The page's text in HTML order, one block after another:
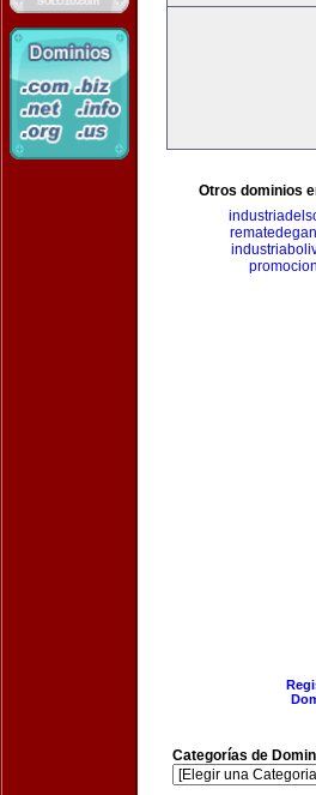
Otros dominios
Categorías de